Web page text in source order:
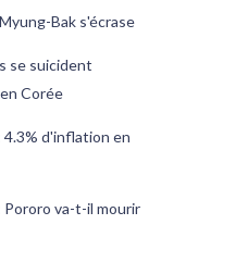
Bak s'écrase
se suicident
Corée
4.3% d'inflation en
Pororo va-t-il mourir